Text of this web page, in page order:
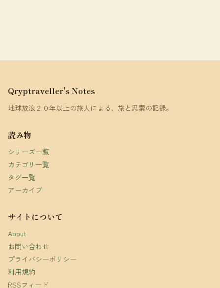
Qryptraveller's Notes
地球放浪２０年以上の旅人による、旅と思索の記録。
読み物
シリーズ一覧
カテゴリ一覧
タグ一覧
アーカイブ
サイトについて
About
お問い合わせ
プライバシーポリシー
利用規約
RSSフィード